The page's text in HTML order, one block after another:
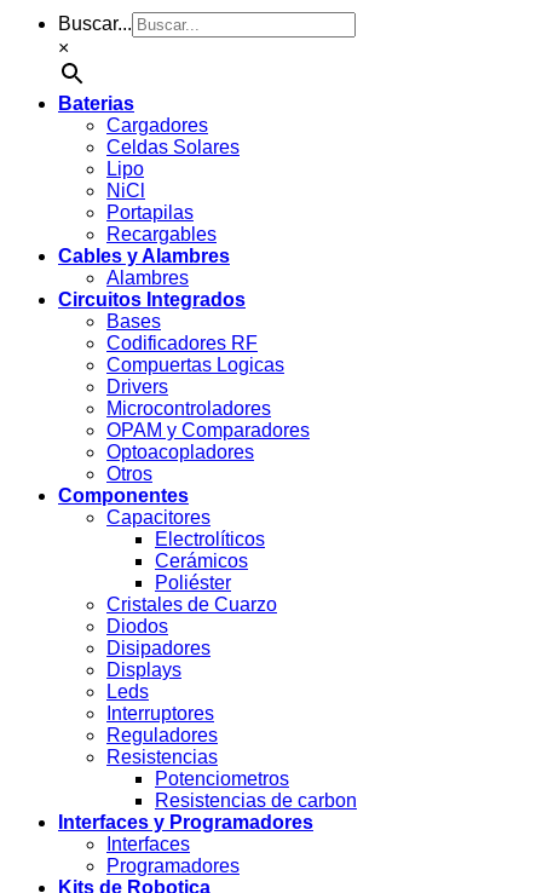
Buscar...
×
Baterias
Cargadores
Celdas Solares
Lipo
NiCl
Portapilas
Recargables
Cables y Alambres
Alambres
Circuitos Integrados
Bases
Codificadores RF
Compuertas Logicas
Drivers
Microcontroladores
OPAM y Comparadores
Optoacopladores
Otros
Componentes
Capacitores
Electrolíticos
Cerámicos
Poliéster
Cristales de Cuarzo
Diodos
Disipadores
Displays
Leds
Interruptores
Reguladores
Resistencias
Potenciometros
Resistencias de carbon
Interfaces y Programadores
Interfaces
Programadores
Kits de Robotica